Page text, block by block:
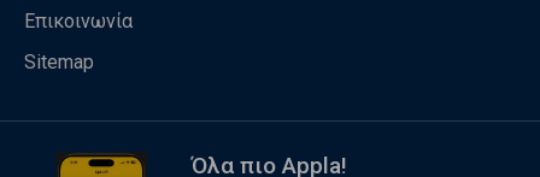
Επικοινωνία
Sitemap
Όλα πιο Appla!